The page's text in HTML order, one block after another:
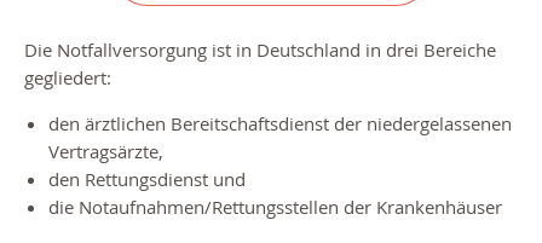
Die Notfallversorgung ist in Deutschland in drei Bereiche
gegliedert:
den ärztlichen Bereitschaftsdienst der niedergelassenen
Vertragsärzte,
den Rettungsdienst und
die Notaufnahmen/Rettungsstellen der Krankenhäuser